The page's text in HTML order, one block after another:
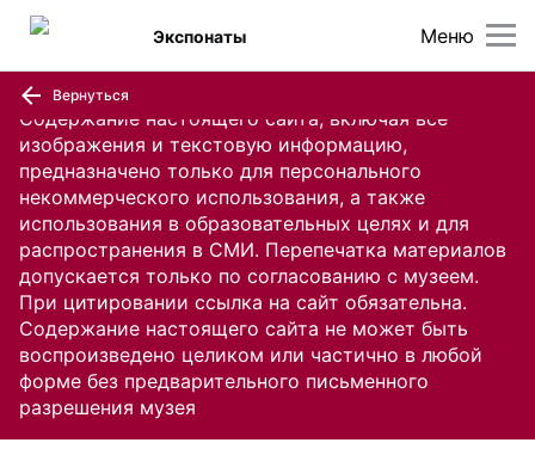
Содержание настоящего сайта, включая все
изображения и текстовую информацию,
предназначено только для персонального
некоммерческого использования, а также
использования в образовательных целях и для
распространения в СМИ. Перепечатка материалов
допускается только по согласованию с музеем.
При цитировании ссылка на сайт обязательна.
Содержание настоящего сайта не может быть
воспроизведено целиком или частично в любой
форме без предварительного письменного
разрешения музея
Меню
Экспонаты
Вернуться